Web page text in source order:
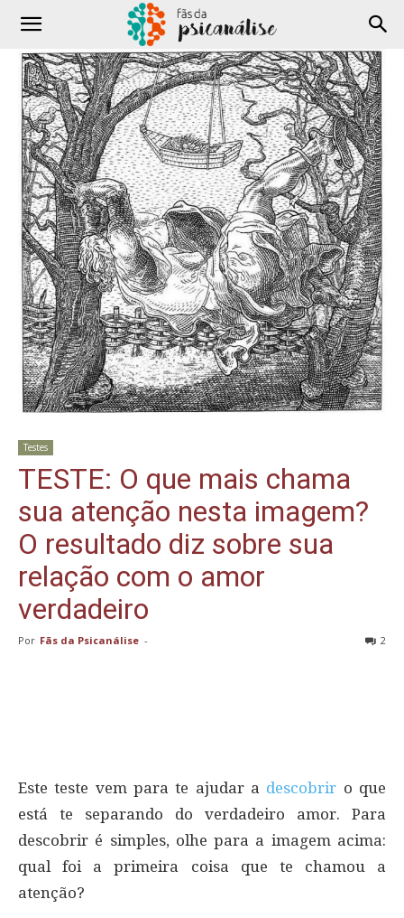
Testes
TESTE: O que mais chama
sua atenção nesta imagem?
O resultado diz sobre sua
relação com o amor
verdadeiro
Por Fãs da Psicanálise - 2
Este teste vem para te ajudar a descobrir o que
está te separando do verdadeiro amor. Para
descobrir é simples, olhe para a imagem acima:
qual foi a primeira coisa que te chamou a
atenção?